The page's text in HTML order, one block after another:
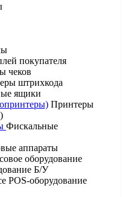
покупателя
чеков
штрихкода
ящики
Принтеры
Фискальные
аппараты
оборудование
Б/У
POS-оборудование